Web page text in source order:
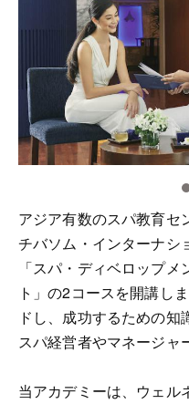
アジア有数のスパ教育セ
チバソム・インターナシ
「スパ・ディベロップ
ト」の2コースを開講し
ドし、成功するための
スパ経営者やマネージャ
当アカデミーは、ウェル